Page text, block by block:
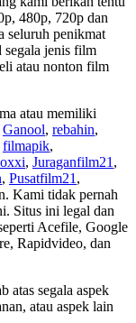
480p, 720p dan
seluruh penikmat
jenis film
atau nonton film
atau memiliki
Ganool, rebahin,
filmapik,
, Juraganfilm21 ,
, Pusatfilm21 ,
Kami tidak pernah
Situs ini legal dan
Acefile, Google
Rapidvideo, dan
atas segala aspek
atau aspek lain